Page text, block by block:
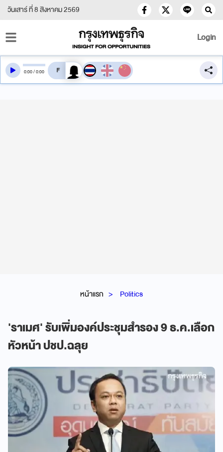
วันเสาร์ ที่ 8 สิงหาคม 2569
Login
หน้าแรก Politics
'ราเมศ' รับเพิ่มองค์ประชุมสำรอง 9 ธ.ค.เลือก
หัวหน้า ปชป.ฉลุย
0:00/0:00 สลับเสียงอ่าน